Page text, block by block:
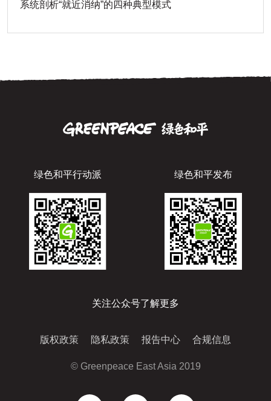
系统剖析“就近消纳”的四种典型模式
绿色和平行动派 绿色和平发布
关注公众号了解更多
版权政策 隐私政策 报告中心 合规信息
© Greenpeace East Asia 2019